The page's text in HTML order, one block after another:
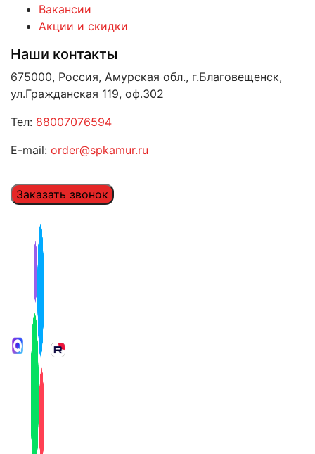
Вакансии
Акции и скидки
Наши контакты
675000, Россия, Амурская обл., г.Благовещенск,
ул.Гражданская 119, оф.302
Тел: 88007076594
E-mail: order@spkamur.ru
Заказать звонок